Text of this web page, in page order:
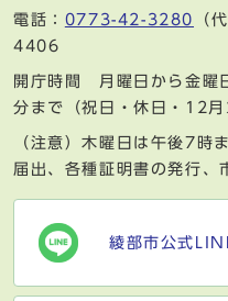
電話： 0773-42-3280
（
4406
開庁時間 月曜日から金曜
分まで（祝日・休日・12
（注意）木曜日は午後7時
届出、各種証明書の発行、
綾部市公式